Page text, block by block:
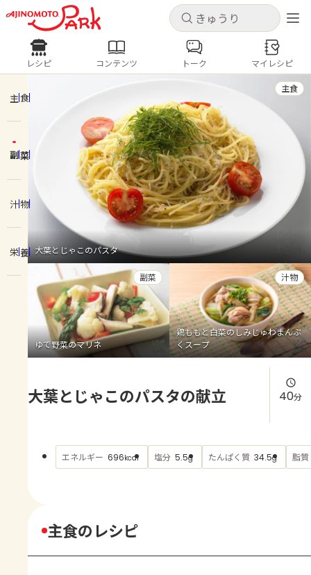
キャンセル
ログインするとレシピを保存できます
ログイン 新規登録
ホーム
コンテンツ
レシピ
トーク
よくあるお問い合わせ
お買い物
AJINOMOTO PARK とは
キャンセル
レシピ コンテンツ
人気の食材・レシピ
きゅうり なす トマト
とうもろこし
ピーマン
みょうが ゴーヤ
レシピ コンテンツ トーク マイレシピ
主食
副菜
汁物
栄養 大葉とじゃこのパスタ
主食
ゆで野菜のマリネ
副菜
鶏ももと白菜のしみじゅわまんぷ
くスープ
汁物
大葉とじゃこのパスタの献立 40分
エネルギー 696kcal 塩分 5.5g たんぱく質 34.5g 脂質
主食のレシピ